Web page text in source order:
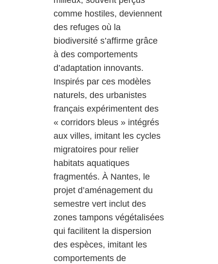
comme hostiles, deviennent
des refuges où la
biodiversité s’affirme grâce
à des comportements
d’adaptation innovants.
Inspirés par ces modèles
naturels, des urbanistes
français expérimentent des
« corridors bleus » intégrés
aux villes, imitant les cycles
migratoires pour relier
habitats aquatiques
fragmentés. À Nantes, le
projet d’aménagement du
semestre vert inclut des
zones tampons végétalisées
qui facilitent la dispersion
des espèces, imitant les
comportements de